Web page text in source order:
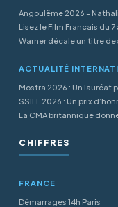
Angoulême 2026 -
Lisez le Film Francais du
Warner décale un titre
ACTUALITÉ
Mostra 2026 : Un lauréat
SSIFF 2026 : Un prix
La CMA britannique
CHIFFRES
FRANCE
Démarrages 14h Paris